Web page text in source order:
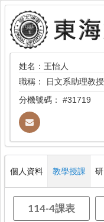
姓名：王怡人
職稱：
日文系助理教授
分機號碼： #31719
個人資料 教學授課
114-4課表